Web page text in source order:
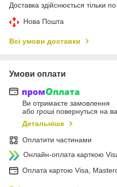
Доставка здійснюється тільки
Нова Пошта
Всі умови доставки
Умови оплати
Ви отримаєте замовлення
або гроші повернуться на
Детальніше
Оплатити частинами
Онлайн-оплата карткою
Оплата картою Visa,